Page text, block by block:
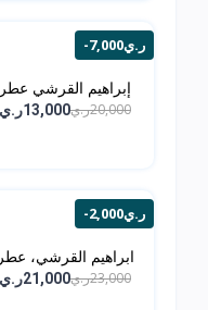
-7,000ر.ي
إبراهيم القرشي عطر
مسك...20,000ر.ي 13,000ر.ي
-2,000ر.ي
ابراهيم القرشي، عطر
مسك...23,000ر.ي 21,000ر.ي